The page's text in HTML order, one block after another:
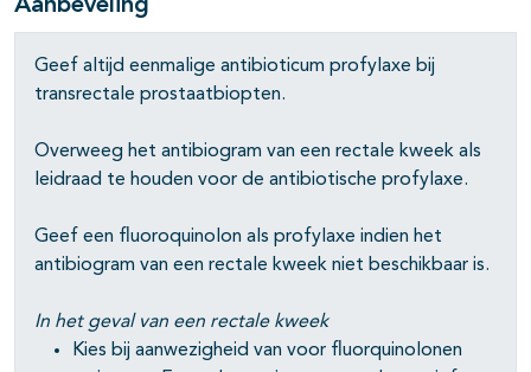
Aanbeveling
Geef altijd eenmalige antibioticum profylaxe bij
transrectale prostaatbiopten.
Overweeg het antibiogram van een rectale kweek als
leidraad te houden voor de antibiotische profylaxe.
Geef een fluoroquinolon als profylaxe indien het
antibiogram van een rectale kweek niet beschikbaar is.
In het geval van een rectale kweek
Kies bij aanwezigheid van voor fluorquinolonen